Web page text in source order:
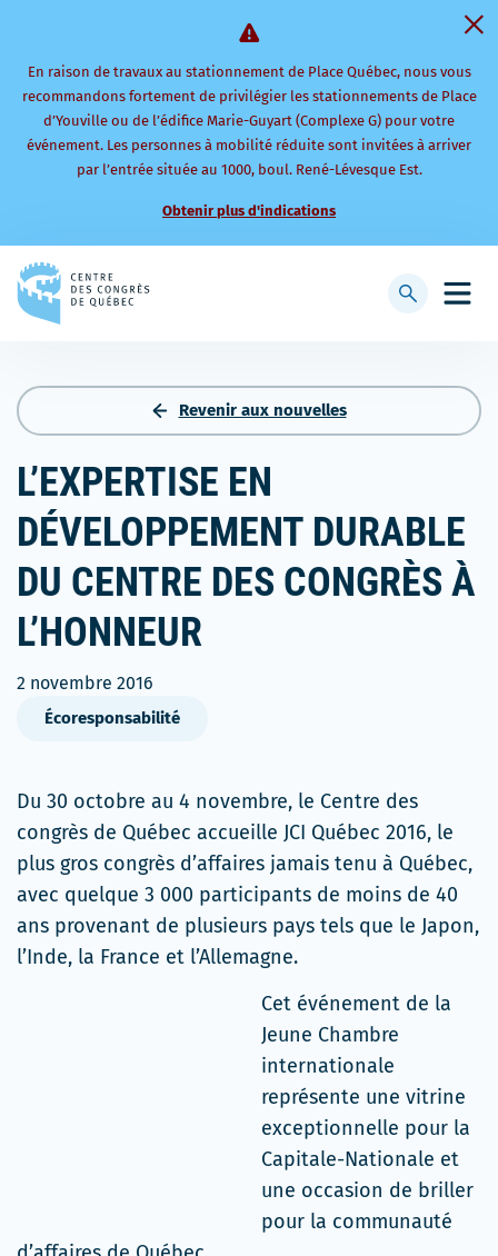
En raison de travaux au stationnement de Place Québec, nous vous
recommandons fortement de privilégier les stationnements de Place
d’Youville ou de l’édifice Marie-Guyart (Complexe G) pour votre
événement. Les personnes à mobilité réduite sont invitées à arriver
par l’entrée située au 1000, boul. René-Lévesque Est.
Obtenir plus d'indications
à
Afficher
recherche
Revenir aux nouvelles
L’EXPERTISE EN
DÉVELOPPEMENT DURABLE
DU CENTRE DES CONGRÈS À
L’HONNEUR
2 novembre 2016
Écoresponsabilité
Du 30 octobre au 4 novembre, le Centre des
congrès de Québec accueille JCI Québec 2016, le
plus gros congrès d’affaires jamais tenu à Québec,
avec quelque 3 000 participants de moins de 40
ans provenant de plusieurs pays tels que le Japon,
l’Inde, la France et l’Allemagne.
Cet événement de la
Jeune Chambre
internationale
représente une vitrine
exceptionnelle pour la
Capitale-Nationale et
une occasion de briller
pour la communauté